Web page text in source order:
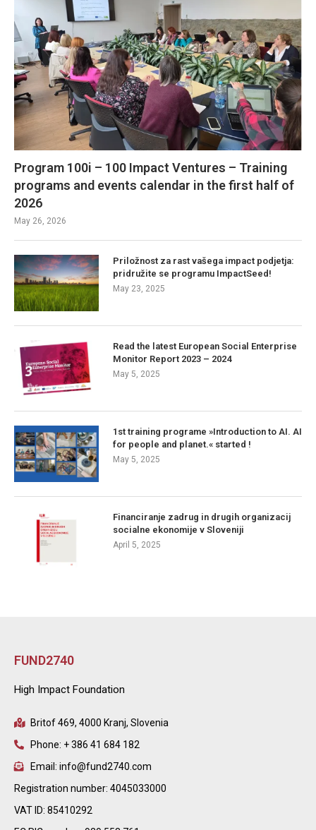
Program 100i – 100 Impact Ventures – Training
programs and events calendar in the first half of
2026
May 26, 2026
Priložnost za rast vašega impact podjetja:
pridružite se programu ImpactSeed!
May 23, 2025
Read the latest European Social Enterprise
Monitor Report 2023 – 2024
May 5, 2025
1st training programe »Introduction to AI. AI
for people and planet.« started !
May 5, 2025
Financiranje zadrug in drugih organizacij
socialne ekonomije v Sloveniji
April 5, 2025
FUND2740
High Impact Foundation
Britof 469, 4000 Kranj, Slovenia
Phone: + 386 41 684 182
Email: info@fund2740.com
Registration number: 4045033000
VAT ID: 85410292